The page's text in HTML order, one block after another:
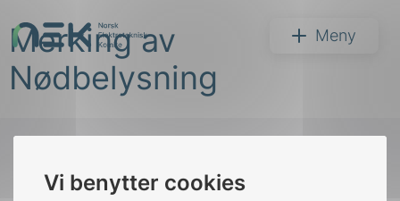
Vi benytter cookies
til
innhold
NEK Meny
Søk
Merking av
Nødbelysning